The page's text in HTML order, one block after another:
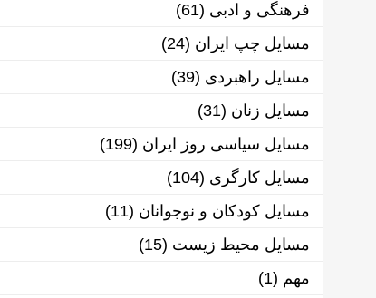
فرهنگی و ادبی (61)
مسایل چپ ایران (24)
مسایل راهبردی (39)
مسایل زنان (31)
مسایل سیاسی روز ایران (199)
مسایل کارگری (104)
مسایل کودکان و نوجوانان (11)
مسایل محیط زیست (15)
مهم (1)